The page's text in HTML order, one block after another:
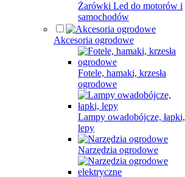
Żarówki Led do motorów i
samochodów
Akcesoria ogrodowe
Fotele, hamaki, krzesła
ogrodowe
Lampy owadobójcze, łapki,
lepy
Narzędzia ogrodowe